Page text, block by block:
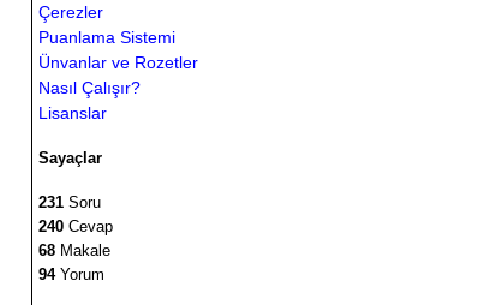
Çerezler
Puanlama Sistemi
Ünvanlar ve Rozetler
Nasıl Çalışır?
Lisanslar
Sayaçlar
231 Soru
240 Cevap
68 Makale
94Yorum